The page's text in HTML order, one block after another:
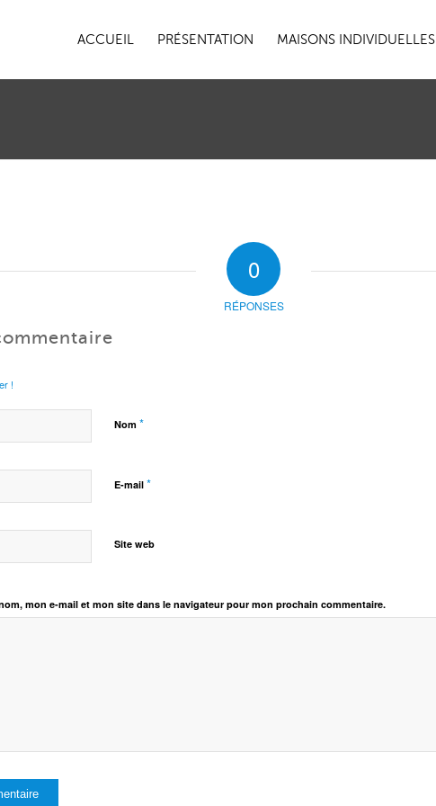
ACCUEIL PRÉSENTATION MAISONS INDIVIDUELLES
0
RÉPONSES
!
Nom *
E-mail *
Site web
mon e-mail et mon site dans le navigateur pour mon prochain commentaire.